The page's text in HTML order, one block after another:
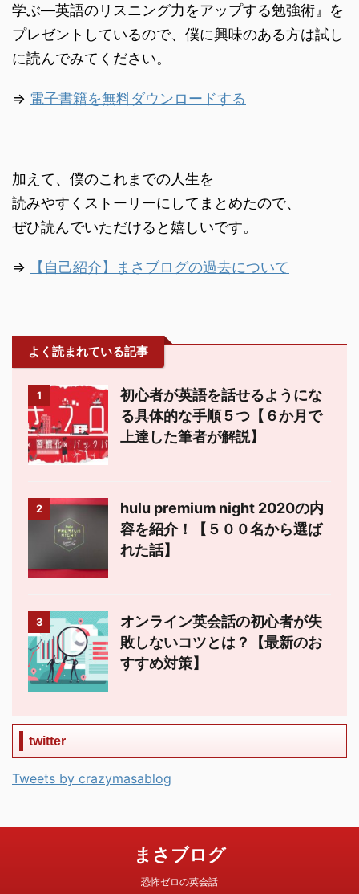
学ぶ―英語のリスニング力をアップする勉強術』を
プレゼントしているので、僕に興味のある方は試し
に読んでみてください。
⇒ 電子書籍を無料ダウンロードする
加えて、僕のこれまでの人生を
読みやすくストーリーにしてまとめたので、
ぜひ読んでいただけると嬉しいです。
⇒ 【自己紹介】まさブログの過去について
よく読まれている記事
1
初心者が英語を話せるようにな
る具体的な手順５つ【６か月で
上達した筆者が解説】
2
hulu premium night 2020の内
容を紹介！【５００名から選ば
れた話】
3
オンライン英会話の初心者が失
敗しないコツとは？【最新のお
すすめ対策】
twitter
Tweets by crazymasablog
まさブログ
恐怖ゼロの英会話